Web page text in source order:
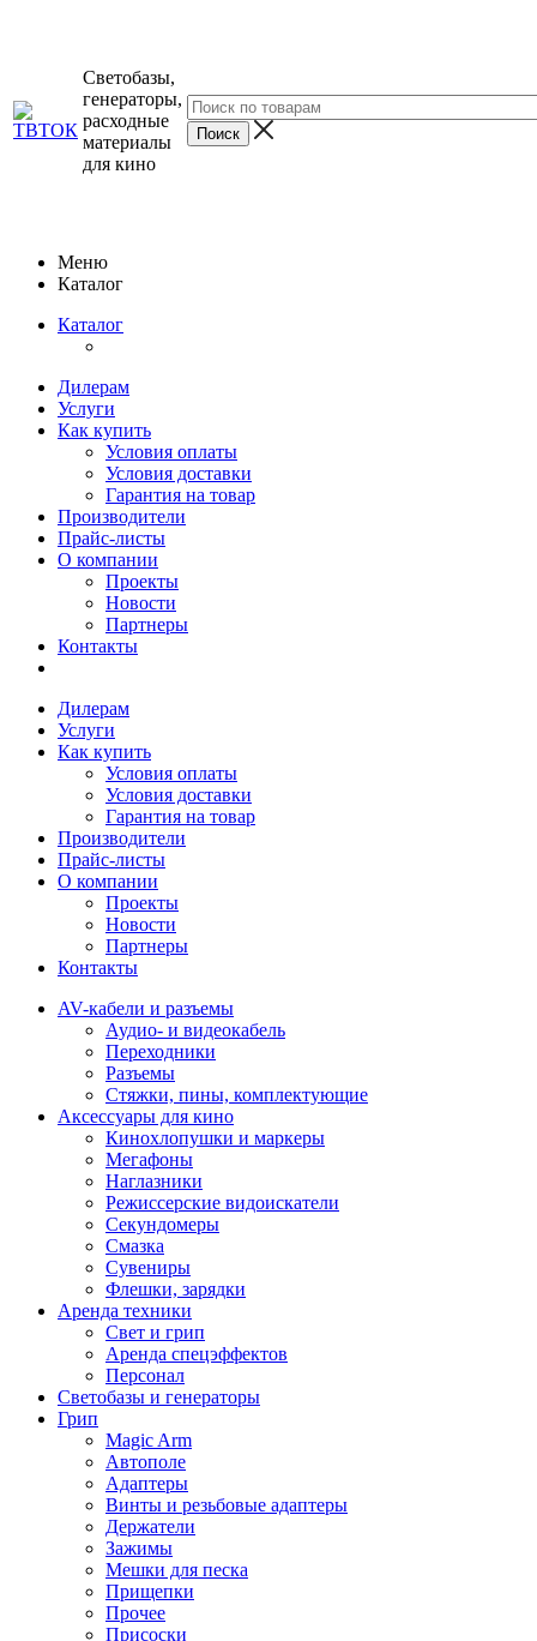
Светобазы,
генераторы,
расходные
материалы
для кино
Меню
Каталог
Каталог
Дилерам
Услуги
Как купить
Условия оплаты
Условия доставки
Гарантия на товар
Производители
Прайс-листы
О компании
Проекты
Новости
Партнеры
Контакты
Дилерам
Услуги
Как купить
Условия оплаты
Условия доставки
Гарантия на товар
Производители
Прайс-листы
О компании
Проекты
Новости
Партнеры
Контакты
AV-кабели и разъемы
Аудио- и видеокабель
Переходники
Разъемы
Стяжки, пины, комплектующие
Аксессуары для кино
Кинохлопушки и маркеры
Мегафоны
Наглазники
Режиссерские видоискатели
Секундомеры
Смазка
Сувениры
Флешки, зарядки
Аренда техники
Свет и грип
Аренда спецэффектов
Персонал
Светобазы и генераторы
Грип
Magic Arm
Автополе
Адаптеры
Винты и резьбовые адаптеры
Держатели
Зажимы
Мешки для песка
Прищепки
Прочее
Присоски